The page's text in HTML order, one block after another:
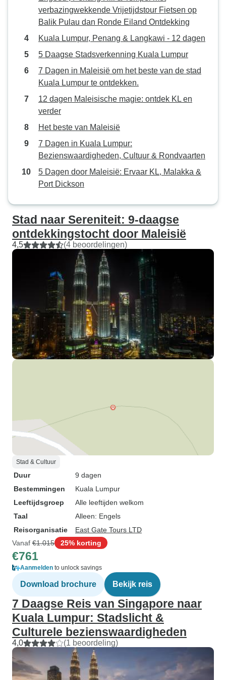
de bagage. Kortom: het was zeer
geslaagd. Azië is een erg leuke
dus wees voorbereid...
verbazingwekkende Vrijetijdstour Fietsen op
Balik Pulau dan Ronde Eiland Ontdekking
Kuala Lumpur, Penang & Langkawi - 12 dagen
5 Daagse Stadsverkenning Kuala Lumpur
7 Dagen in Maleisië om het beste van de stad
Kuala Lumpur te ontdekken.
12 dagen Maleisische magie: ontdek KL en
verder
Het beste van Maleisië
7 Dagen in Kuala Lumpur:
Bezienswaardigheden, Cultuur & Rondvaarten
5 Dagen door Maleisië: Ervaar KL, Malakka &
Port Dickson
Stad naar Sereniteit: 9-daagse
ontdekkingstocht door Maleisië
4,5 (4 beoordelingen)
Stad & Cultuur
Duur
9 dagen
Bestemmingen
Kuala Lumpur
Leeftijdsgroep
Alle leeftijden welkom
Taal
Alleen: Engels
Reisorganisatie
East Gate Tours LTD
Vanaf €1.015 25% korting
€761
Aanmelden to unlock savings
Download brochure Bekijk reis
7 Daagse Reis van Singapore naar
Kuala Lumpur: Stadslicht &
Culturele bezienswaardigheden
4,0 (1 beoordeling)